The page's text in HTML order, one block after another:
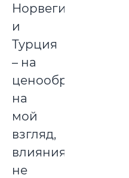
Норвегия
и
Турция
– на
ценообразование,
на
мой
взгляд,
влияния
не